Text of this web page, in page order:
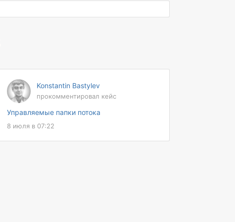
Konstantin Bastylev
прокомментировал кейс
Управляемые папки потока
8 июля в 07:22